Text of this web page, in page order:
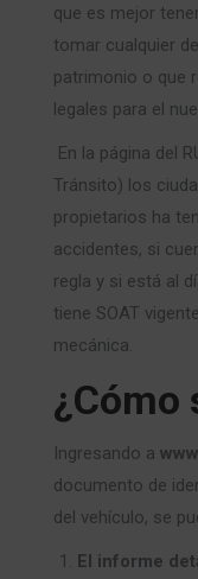
que es mejor
tomar cualquier
patrimonio o que
legales para el
En la página del
Tránsito) los
propietarios ha
accidentes, si
regla y si está al
tiene SOAT
mecánica.
¿Cómo
Ingresando a
documento de
del vehículo, se
El informe